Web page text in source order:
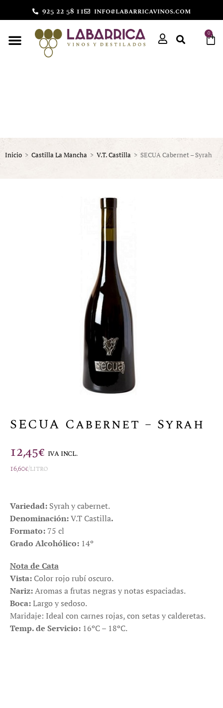
925 22 58 11 info@labarricavinos.com
0
Inicio > Castilla La Mancha > V.T. Castilla > SECUA Cabernet – Syrah
SECUA Cabernet – Syrah
12,45€ IVA INCL.
16,60€/litro
Variedad: Syrah y cabernet.
Denominación:V.T Castilla.
Formato: 75 cl
Grado Alcohólico: 14º
Nota de Cata
Vista: Color rojo rubí oscuro.
Nariz:Aromas a frutas negras y notas espaciadas.
Boca:Largo y sedoso.
Maridaje: Ideal con carnes rojas, con setas y calderetas.
Temp. de Servicio: 16ºC – 18ºC.